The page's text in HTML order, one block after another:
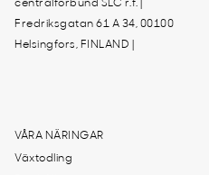
centralförbund SLC r.f. |
Fredriksgatan 61 A 34, 00100
Helsingfors, FINLAND |
VÅRA NÄRINGAR
Växtodling